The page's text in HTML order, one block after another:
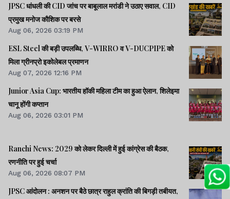
JPSC धांधली की CID जांच पर बाबूलाल मरांडी ने उठाए सवाल, CID
प्रमुख मनोज कौशिक पर बरसे
Aug 06, 2026 03:19 PM
ESL Steel की बड़ी उपलब्धि, V-WIRRO व V-DUCPIPE को
मिला ग्रीनप्रो इकोलेबल प्रमाणन
Aug 07, 2026 12:16 PM
Junior Asia Cup: भारतीय हॉकी महिला टीम का हुआ ऐलान, शिलेइमा
चानू होंगी कप्तान
Aug 06, 2026 03:01 PM
Ranchi News: 2029 को लेकर दिल्ली में हुई कांग्रेस की बैठक,
रणनीति पर हुई चर्चा
Aug 06, 2026 08:07 PM
JPSC आंदोलन : अनशन पर बैठे छात्र राहुल क्रांति की बिगड़ी तबीयत,